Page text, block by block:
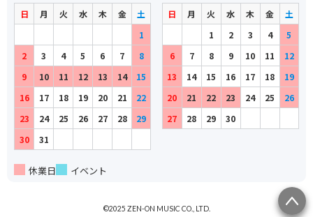
日 月 火 水 木 金
土
1
2
3 4 5 6 7
8
9
10 11 12 13 14
15
16
17 18 19 20 21
22
23
24 25 26 27 28
29
30
31
日 月 火 水 木 金
土
1
2 3 4
5
6
7 8 9 10 11
12
13
14 15 16 17 18
19
20
21 22 23 24 25
26
27
28 29 30
休業日 イベント
©2025 ZEN-ON MUSIC CO., LTD.